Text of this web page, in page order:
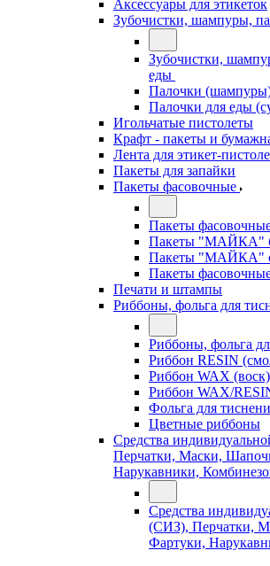
Аксессуары для этикеток
Зубочистки, шампуры,
Зубочистки,
еды
Палочки
Палочки для еды
Игольчатые пистолеты
Крафт - пакеты и
Лента для этикет-
Пакеты для запайки
Пакеты фасовочные
Пакеты
Пакеты "МАЙКА"
Пакеты "МАЙКА"
Пакеты
Печати и штампы
Риббоны, фольга для
Риббоны, фольга
Риббон RESIN
Риббон WAX (воск)
Риббон WAX/
Фольга для
Цветные риббоны
Средства
Перчатки, Маски,
Нарукавники,
Средства
(СИЗ), Перчатки,
Фартуки,